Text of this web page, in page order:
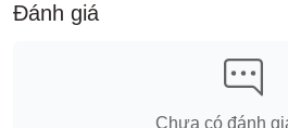
Đánh giá
Chưa có đánh